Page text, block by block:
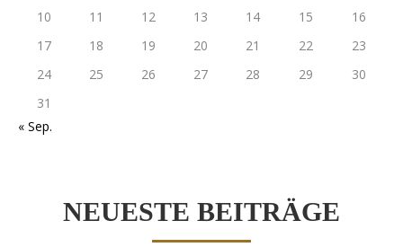
10
11 12 13 14 15
16
17
18 19 20 21 22
23
24
25 26 27 28 29
30
31
« Sep.
NEUESTE BEITRÄGE